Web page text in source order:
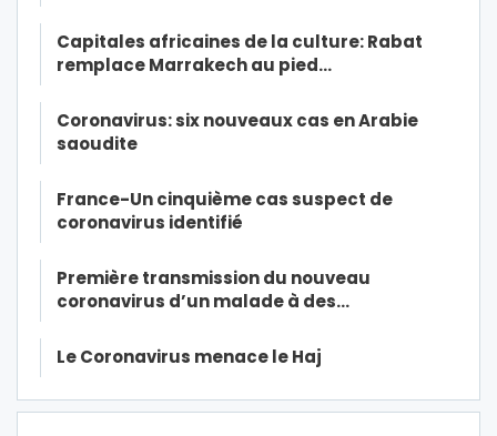
Capitales africaines de la culture: Rabat
remplace Marrakech au pied…
Coronavirus: six nouveaux cas en Arabie
saoudite
France-Un cinquième cas suspect de
coronavirus identifié
Première transmission du nouveau
coronavirus d’un malade à des…
Le Coronavirus menace le Haj